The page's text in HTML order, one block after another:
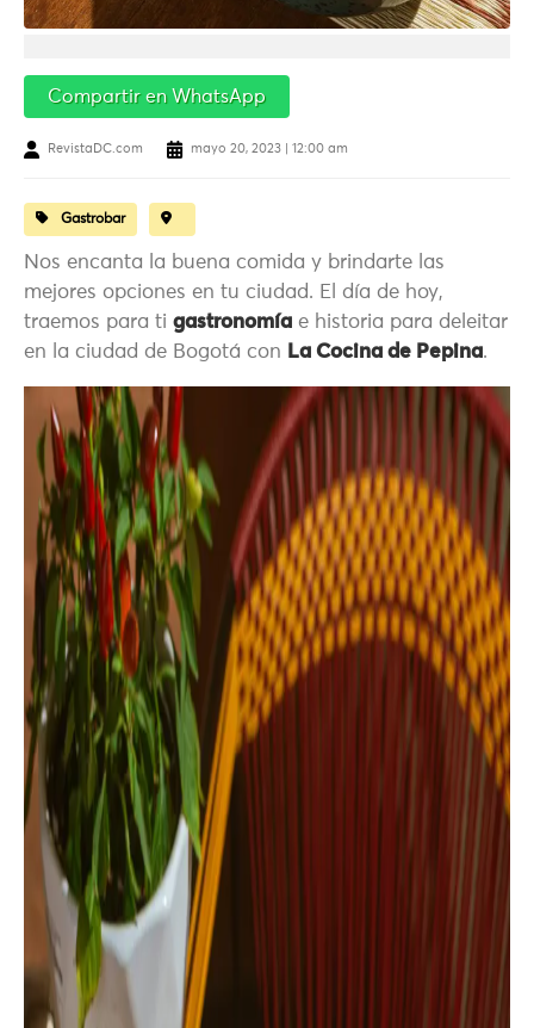
Compartir en WhatsApp
RevistaDC.com mayo 20, 2023 | 12:00 am
Gastrobar
Nos encanta la buena comida y brindarte las
mejores opciones en tu ciudad. El día de hoy,
traemos para ti gastronomía e historia para deleitar
en la ciudad de Bogotá con La Cocina de Pepina.